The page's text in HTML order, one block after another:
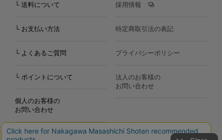
└ 送料について
└ お支払い方法
└ よくあるご質問
└ ポイントについて
個人のお客様の
お問い合わせ
採用情報
特定商取引法の表記
プライバシーポリシー
法人のお客様の
お問い合わせ